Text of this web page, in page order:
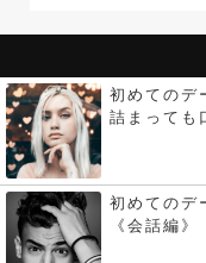
初めてのデ
詰まっても
初めてのデ
《会話編》